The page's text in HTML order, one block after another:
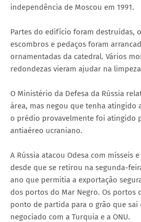
independência de Moscou em 1991.
Partes do edifício foram destruídas,
escombros e pedaços foram
ornamentadas da catedral. Vários
redondezas vieram ajudar na
O Ministério da Defesa da Rússia
área, mas negou que tenha atingido
o prédio provavelmente foi atingido
antiaéreo ucraniano.
A Rússia atacou Odesa com mísseis
desde que se retirou na segunda-
ano que permitia a exportação
dos portos do Mar Negro. Os portos
ponto de partida para o grão que sai
negociado com a Turquia e a ONU.